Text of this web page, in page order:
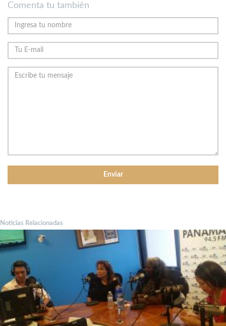
Comenta tu también
Noticias Relacionadas